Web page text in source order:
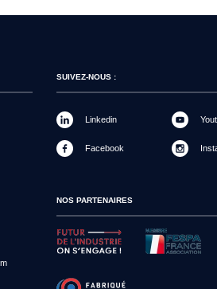
SUIVEZ-NOUS :
Linkedin
Facebook
NOS PARTENAIRES